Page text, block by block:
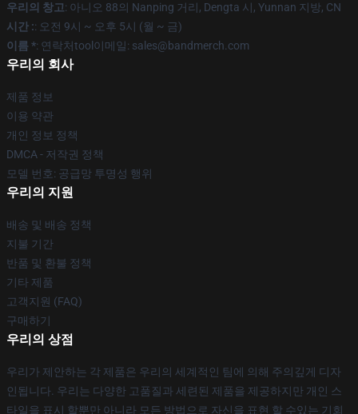
우리의 창고: 아니오 88의 Nanping 거리, Dengta 시, Yunnan 지방, CN
시간 :: 오전 9시 ~ 오후 5시 (월 ~ 금)
이름 *: 연락처tool이메일: sales@bandmerch.com
우리의 회사
제품 정보
이용 약관
개인 정보 정책
DMCA - 저작권 정책
모델 번호: 공급망 투명성 행위
우리의 지원
배송 및 배송 정책
지불 기간
반품 및 환불 정책
기타 제품
고객지원 (FAQ)
구매하기
우리의 상점
우리가 제안하는 각 제품은 우리의 세계적인 팀에 의해 주의깊게 디자
인됩니다. 우리는 다양한 고품질과 세련된 제품을 제공하지만 개인 스
타일을 표시 할뿐만 아니라 모든 방법으로 자신을 표현 할 수있는 기회